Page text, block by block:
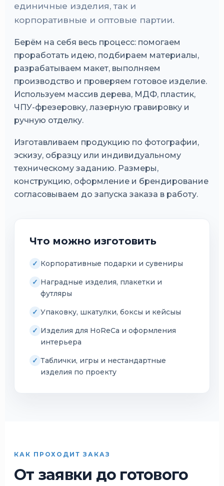
единичные изделия, так и
корпоративные и оптовые партии.
Берём на себя весь процесс: помогаем
проработать идею, подбираем материалы,
разрабатываем макет, выполняем
производство и проверяем готовое изделие.
Используем массив дерева, МДФ, пластик,
ЧПУ-фрезеровку, лазерную гравировку и
ручную отделку.
Изготавливаем продукцию по фотографии,
эскизу, образцу или индивидуальному
техническому заданию. Размеры,
конструкцию, оформление и брендирование
согласовываем до запуска заказа в работу.
Что можно изготовить
Корпоративные подарки и сувениры
Наградные изделия, плакетки и
футляры
Упаковку, шкатулки, боксы и кейсыы
Изделия для HoReCa и оформления
интерьера
Таблички, игры и нестандартные
изделия по проекту
КАК ПРОХОДИТ ЗАКАЗ
От заявки до готового